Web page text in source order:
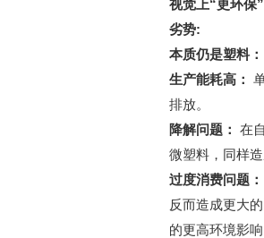
视觉上“更环保”
劣势:
本质仍是塑料：
生产能耗高：
排放。
降解问题： 在
微塑料，同样
过度消费问题：
反而造成更大
的更高环境影响